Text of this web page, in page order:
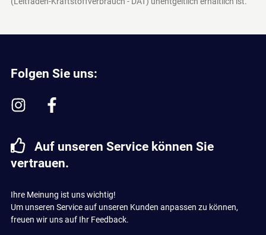
Folgen Sie uns:
Auf unseren Service können Sie
vertrauen.
Ihre Meinung ist uns wichtig!
Um unseren Service auf unseren Kunden anpassen zu können,
freuen wir uns auf Ihr Feedback.